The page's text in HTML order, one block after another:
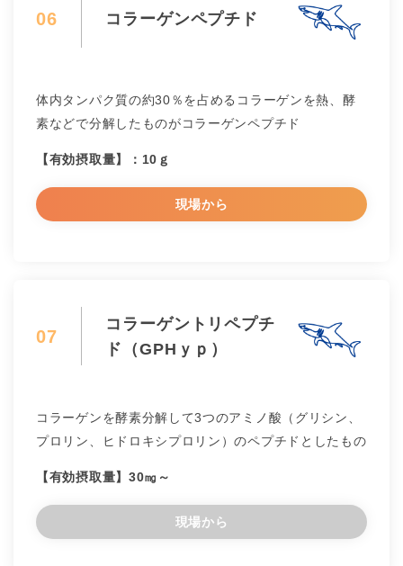
06 コラーゲンペプチド
体内タンパク質の約30％を占めるコラーゲンを熱、酵
素などで分解したものがコラーゲンペプチド
【有効摂取量】：10ｇ
現場から
07
コラーゲントリペプチ
ド（GPHｙｐ）
コラーゲンを酵素分解して3つのアミノ酸（グリシン、
プロリン、ヒドロキシプロリン）のペプチドとしたもの
【有効摂取量】30㎎～
現場から